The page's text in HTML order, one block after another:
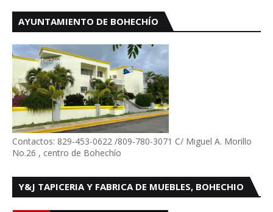
AYUNTAMIENTO DE BOHECHÍO
Contactos: 829-453-0622 /809-780-3071 C/ Miguel A. Morillo
No.26 , centro de Bohechío
Y&J TAPICERIA Y FABRICA DE MUEBLES, BOHECHIO